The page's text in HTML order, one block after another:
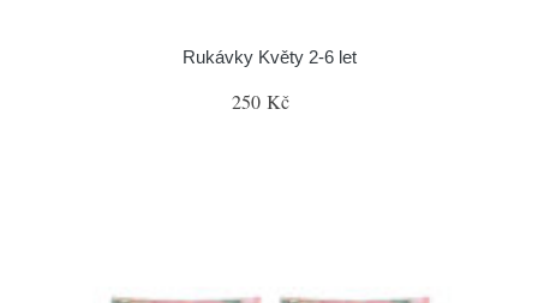
Rukávky Květy 2-6 let
250 Kč